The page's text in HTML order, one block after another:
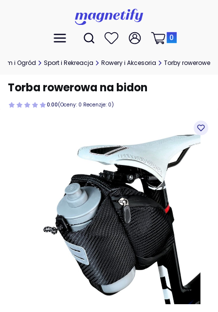
Menu Otwórz wyszukiwarkę
Szukaj UlubioneZaloguj się
Produkty w
Koszyk
i Ogród Sport i Rekreacja Rowery i Akcesoria Torby rowerowe
Torba rowerowa na bidon
0.00(Oceny: 0 Recenzje: 0)